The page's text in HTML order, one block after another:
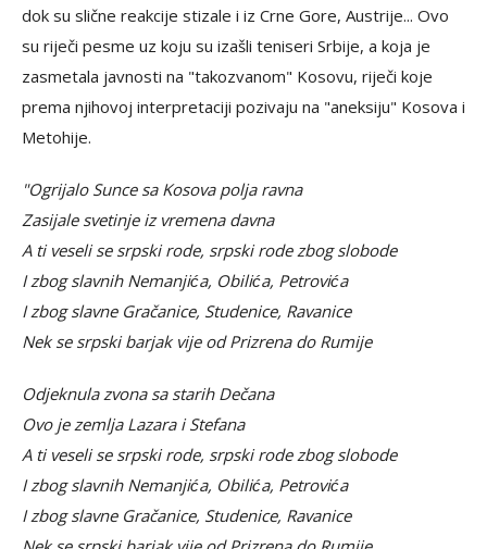
dok su slične reakcije stizale i iz Crne Gore, Austrije... Ovo
su riječi pesme uz koju su izašli teniseri Srbije, a koja je
zasmetala javnosti na "takozvanom" Kosovu, riječi koje
prema njihovoj interpretaciji pozivaju na "aneksiju" Kosova i
Metohije.
"Ogrijalo Sunce sa Kosova polja ravna
Zasijale svetinje iz vremena davna
A ti veseli se srpski rode, srpski rode zbog slobode
I zbog slavnih Nemanjića, Obilića, Petrovića
I zbog slavne Gračanice, Studenice, Ravanice
Nek se srpski barjak vije od Prizrena do Rumije
Odjeknula zvona sa starih Dečana
Ovo je zemlja Lazara i Stefana
A ti veseli se srpski rode, srpski rode zbog slobode
I zbog slavnih Nemanjića, Obilića, Petrovića
I zbog slavne Gračanice, Studenice, Ravanice